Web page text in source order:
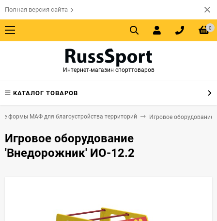
Полная версия сайта
0
Интернет-магазин спорттоваров
КАТАЛОГ ТОВАРОВ
формы МАФ для благоустройства территорий Игровое оборудование
Игровое оборудование
'Внедорожник' ИО-12.2